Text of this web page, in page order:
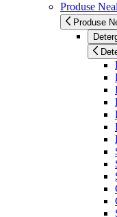
Produse
Produse